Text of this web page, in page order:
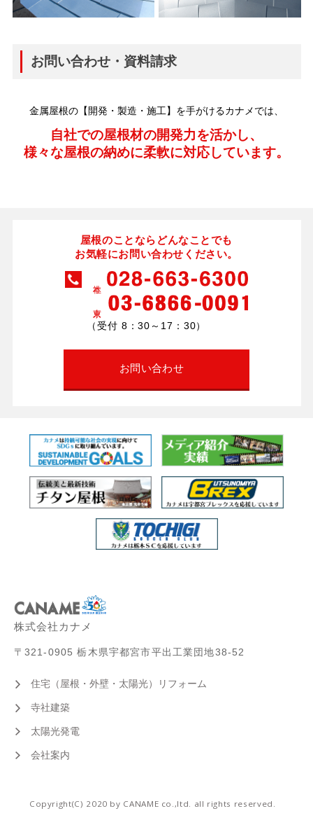
お問い合わせ・資料請求
金属屋根の【開発・製造・施工】を手がけるカナメでは、
自社での屋根材の開発力を活かし、
様々な屋根の納めに柔軟に対応しています。
屋根のことならどんなことでも
お気軽にお問い合わせください。
（受付 8：30～17：30）
お問い合わせ
株式会社カナメ
〒321-0905 栃木県宇都宮市平出工業団地38-52
住宅（屋根・外壁・太陽光）リフォーム
寺社建築
太陽光発電
会社案内
Copyright(C) 2020 by CANAME co.,ltd. all rights reserved.